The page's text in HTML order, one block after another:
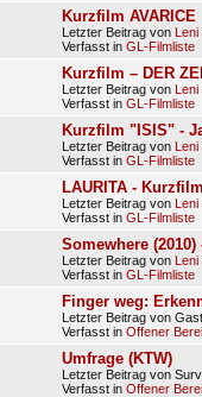
Kurzfilm AVARICE
Letzter Beitrag von Leni
Verfasst in GL-Filmliste
Kurzfilm – DER
Letzter Beitrag von Leni
Verfasst in GL-Filmliste
Kurzfilm "ISIS" -
Letzter Beitrag von Leni
Verfasst in GL-Filmliste
LAURITA - Kurzfilm
Letzter Beitrag von Leni
Verfasst in GL-Filmliste
Somewhere
Letzter Beitrag von Leni
Verfasst in GL-Filmliste
Finger weg:
Letzter Beitrag von Gast
Verfasst in Offener
Umfrage (KTW)
Letzter Beitrag von
Verfasst in Offener